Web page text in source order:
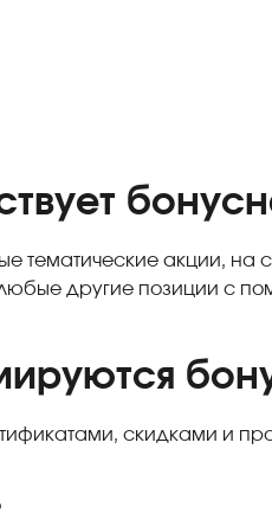
тематические акции, на
другие позиции с
скидками и